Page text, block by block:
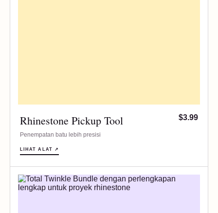
Rhinestone Pickup Tool
Penempatan batu lebih presisi
$3.99
LIHAT ALAT ↗